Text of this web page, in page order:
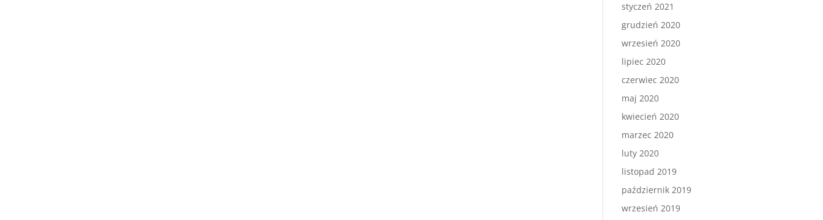
styczeń 2021
grudzień 2020
wrzesień 2020
lipiec 2020
czerwiec 2020
maj 2020
kwiecień 2020
marzec 2020
luty 2020
listopad 2019
październik 2019
wrzesień 2019